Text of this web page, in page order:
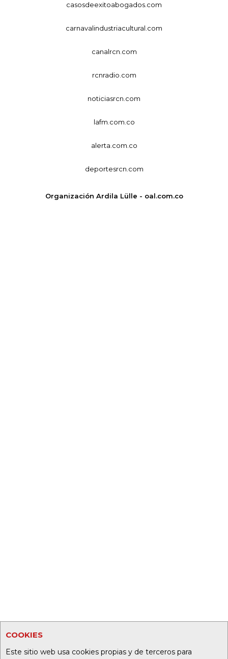
COOKIES
Este sitio web usa cookies propias y de terceros para
casosdeexitoabogados.com
carnavalindustriacultural.com
canalrcn.com
rcnradio.com
noticiasrcn.com
lafm.com.co
alerta.com.co
deportesrcn.com
Organización Ardila Lülle - oal.com.co